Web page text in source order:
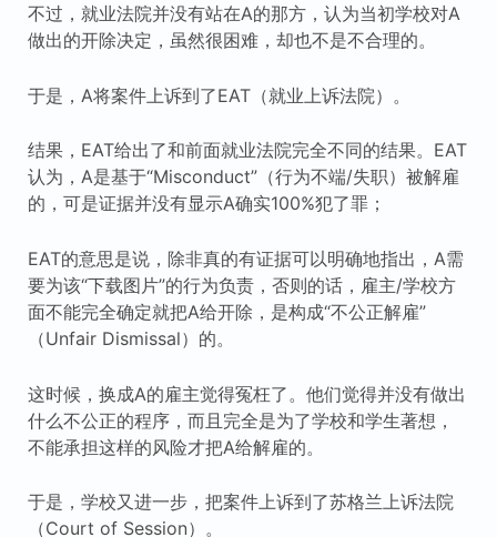
不过，就业法院并没有站在A的那方，认为当初学校对A
做出的开除决定，虽然很困难，却也不是不合理的。
于是，A将案件上诉到了EAT（就业上诉法院）。
结果，EAT给出了和前面就业法院完全不同的结果。EAT
认为，A是基于“Misconduct”（行为不端/失职）被解雇
的，可是证据并没有显示A确实100%犯了罪；
EAT的意思是说，除非真的有证据可以明确地指出，A需
要为该“下载图片”的行为负责，否则的话，雇主/学校方
面不能完全确定就把A给开除，是构成“不公正解雇”
（Unfair Dismissal）的。
这时候，换成A的雇主觉得冤枉了。他们觉得并没有做出
什么不公正的程序，而且完全是为了学校和学生著想，
不能承担这样的风险才把A给解雇的。
于是，学校又进一步，把案件上诉到了苏格兰上诉法院
（Court of Session）。